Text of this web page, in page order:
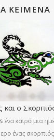
ΚΕΊΜΕΝΑ
και ο
ένα καιρό μια
ένας